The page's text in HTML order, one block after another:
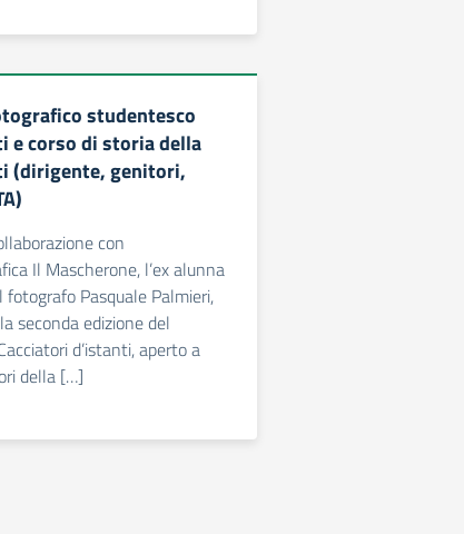
studentesco
e corso di storia della
(dirigente, genitori,
con
Il Mascherone, l’ex alunna
fotografo Pasquale Palmieri,
seconda edizione del
d’istanti, aperto a
della […]